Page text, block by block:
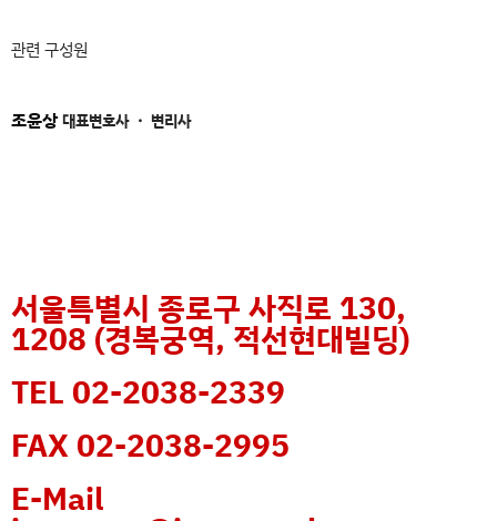
관련 구성원
조윤상대표변호사 ・ 변리사
서울특별시 종로구 사직로 130,
1208 (경복궁역, 적선현대빌딩)
TEL 02-2038-2339
FAX 02-2038-2995
E-Mail